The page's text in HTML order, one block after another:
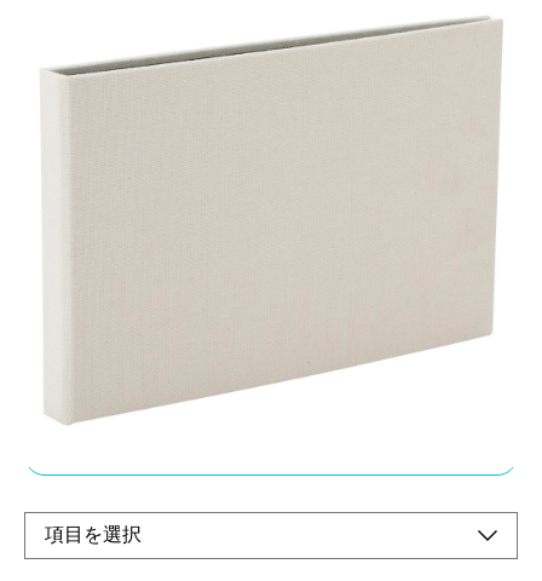
ポケットは写真が映える黒台紙のフォトアルバム。思い出を鮮や